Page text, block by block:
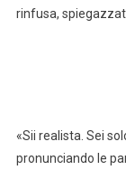
rinfusa,
«Sii realista. Sei
pronunciando le